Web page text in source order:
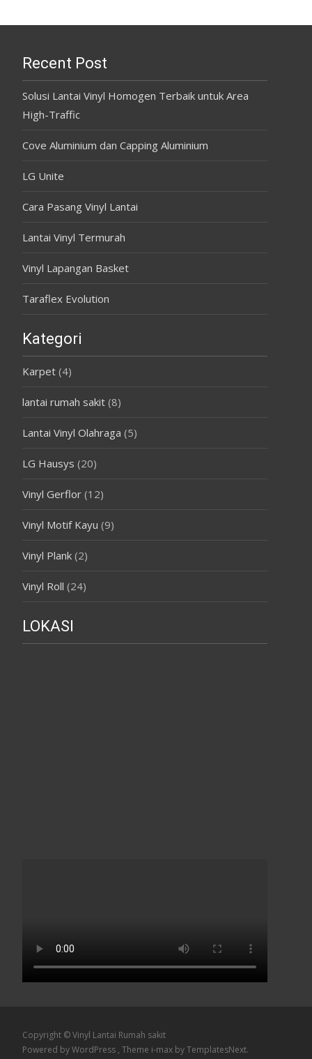
Recent Post
Solusi Lantai Vinyl Homogen Terbaik untuk Area
High-Traffic
Cove Aluminium dan Capping Aluminium
LG Unite
Cara Pasang Vinyl Lantai
Lantai Vinyl Termurah
Vinyl Lapangan Basket
Taraflex Evolution
Kategori
Karpet (4)
lantai rumah sakit (8)
Lantai Vinyl Olahraga (5)
LG Hausys (20)
Vinyl Gerflor (12)
Vinyl Motif Kayu (9)
Vinyl Plank (2)
Vinyl Roll (24)
LOKASI
Copyright © Vinyl Lantai Rumah sakit
Powered by WordPress , Theme i-max by TemplatesNext.